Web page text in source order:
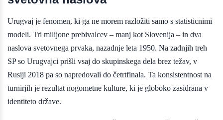
Urugvaj je fenomen, ki ga ne morem razložiti samo s statisticnimi
modeli. Tri milijone prebivalcev – manj kot Slovenija – in dva
naslova svetovnega prvaka, nazadnje leta 1950. Na zadnjih treh
SP so Urugvajci prišli vsaj do skupinskega dela brez težav, v
Rusiji 2018 pa so napredovali do četrtfinala. Ta konsistentnost na
turnirjih je rezultat nogometne kulture, ki je globoko zasidrana v
identiteto države.